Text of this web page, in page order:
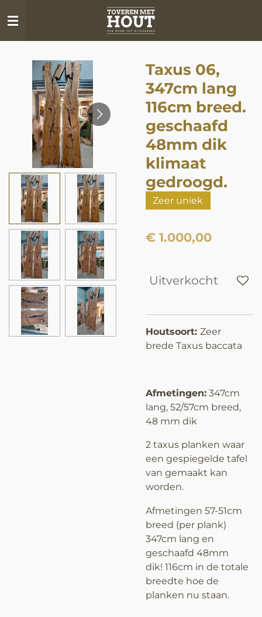
direct
naar
hoofdinhoud
Taxus 06,
347cm lang
116cm breed.
geschaafd
48mm dik
klimaat
gedroogd.
Zeer uniek
€ 1.000,00
Uitverkocht
Houtsoort: Zeer
brede Taxus baccata
Afmetingen: 347cm
lang, 52/57cm breed,
48 mm dik
2 taxus planken waar
een gespiegelde tafel
van gemaakt kan
worden.
Afmetingen 57-51cm
breed (per plank)
347cm lang en
geschaafd 48mm
dik! 116cm in de totale
breedte hoe de
planken nu staan.